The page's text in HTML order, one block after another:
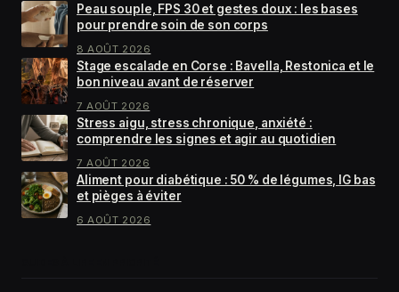
Peau souple, FPS 30 et gestes doux : les bases
pour prendre soin de son corps
8 AOÛT 2026
Stage escalade en Corse : Bavella, Restonica et le
bon niveau avant de réserver
7 AOÛT 2026
Stress aigu, stress chronique, anxiété :
comprendre les signes et agir au quotidien
7 AOÛT 2026
Aliment pour diabétique : 50 % de légumes, IG bas
et pièges à éviter
6 AOÛT 2026